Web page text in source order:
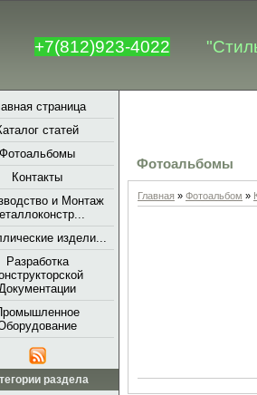
+7(812)923-4022
страница
статей
Фотоальбомы
Контакты
и Монтаж
издели...
Разработка
раздела
Фотоальбомы
Главная » Фотоальбом »